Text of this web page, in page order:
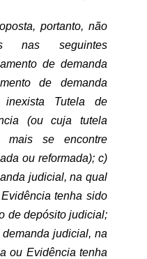
portanto, não
nas seguintes
de demanda
de demanda
Tutela de
(ou cuja tutela
mais se encontre
ou reformada); c)
judicial, na qual
tenha sido
de depósito judicial;
judicial, na
ou Evidência tenha